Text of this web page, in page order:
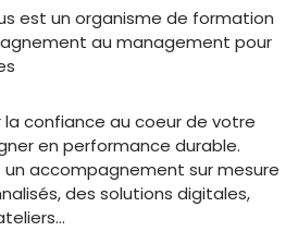
est un organisme de formation
au management pour
la confiance au coeur de votre
en performance durable.
un accompagnement sur mesure
des solutions digitales,